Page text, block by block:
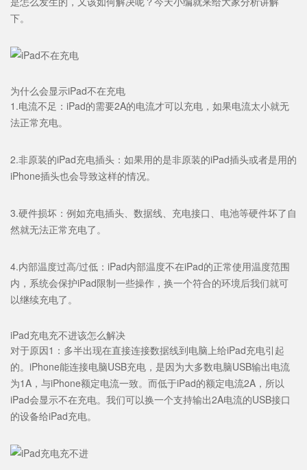
下。
为什么会显示iPad不在充电
1.电流不足：iPad的需要2A的电流才可以充电，如果电流太小就无
法正常充电。
2.非原装的iPad充电插头：如果用的是非原装的iPad插头或者是用的
iPhone插头也会导致这样的情况。
3.硬件损坏：例如充电插头、数据线、充电接口、电池等硬件坏了自
然就无法正常充电了。
4.内部温度过高/过低：iPad内部温度不在iPad的正常使用温度范围
内，系统会保护iPad限制一些操作，换一个符合的环境后我们就可
以继续充电了。
iPad充电充不进该怎么解决
对于原因1：多半出现在直接连接数据线到电脑上给iPad充电引起
的。iPhone能连接电脑USB充电，是因为大多数电脑USB输出电流
为1A，与iPhone额定电流一致。而低于iPad的额定电流2A，所以
iPad会显示不在充电。我们可以换一个支持输出2A电流的USB接口
的设备给iPad充电。